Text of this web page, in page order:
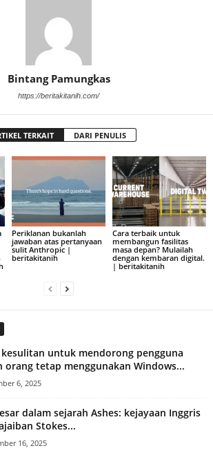
Bintang Pamungkas
https://beritakitanih.com/
TERKAIT DARI PENULIS
Periklanan bukanlah
jawaban atas pertanyaan
sulit Anthropic |
beritakitanih
Cara terbaik untuk
membangun fasilitas
masa depan? Mulailah
dengan kembaran digital.
| beritakitanih
untuk mendorong pengguna
orang tetap menggunakan Windows...
6, 2025
dalam sejarah Ashes: kejayaan Inggris
Stokes...
16, 2025